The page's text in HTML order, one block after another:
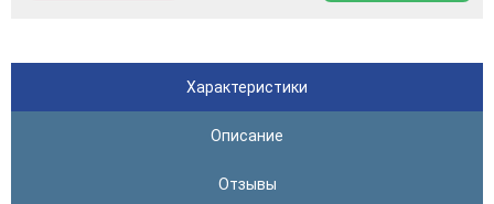
Характеристики
Описание
Отзывы